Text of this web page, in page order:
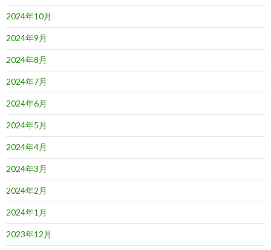
2024年10月
2024年9月
2024年8月
2024年7月
2024年6月
2024年5月
2024年4月
2024年3月
2024年2月
2024年1月
2023年12月